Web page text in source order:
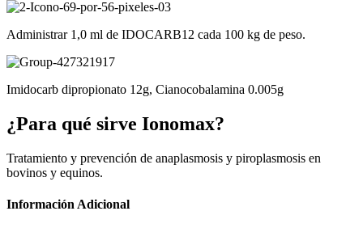
Administrar 1,0 ml de IDOCARB12 cada 100 kg de peso.
Imidocarb dipropionato 12g, Cianocobalamina 0.005g
¿Para qué sirve Ionomax?
Tratamiento y prevención de anaplasmosis y piroplasmosis en
bovinos y equinos.
Información Adicional